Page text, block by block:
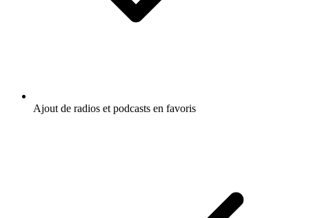
Ajout de radios et podcasts en favoris